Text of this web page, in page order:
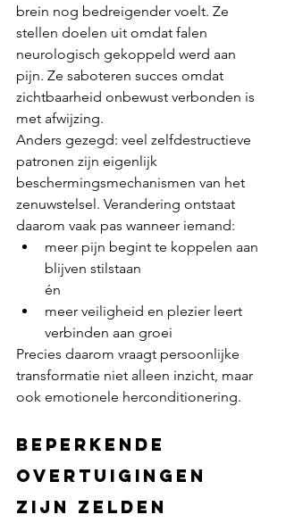
brein nog bedreigender voelt. Ze
stellen doelen uit omdat falen
neurologisch gekoppeld werd aan
pijn. Ze saboteren succes omdat
zichtbaarheid onbewust verbonden is
met afwijzing.
Anders gezegd: veel zelfdestructieve
patronen zijn eigenlijk
beschermingsmechanismen van het
zenuwstelsel. Verandering ontstaat
daarom vaak pas wanneer iemand:
meer pijn begint te koppelen aan
blijven stilstaan
én
meer veiligheid en plezier leert
verbinden aan groei
Precies daarom vraagt persoonlijke
transformatie niet alleen inzicht, maar
ook emotionele herconditionering.
Beperkende
overtuigingen
zijn zelden